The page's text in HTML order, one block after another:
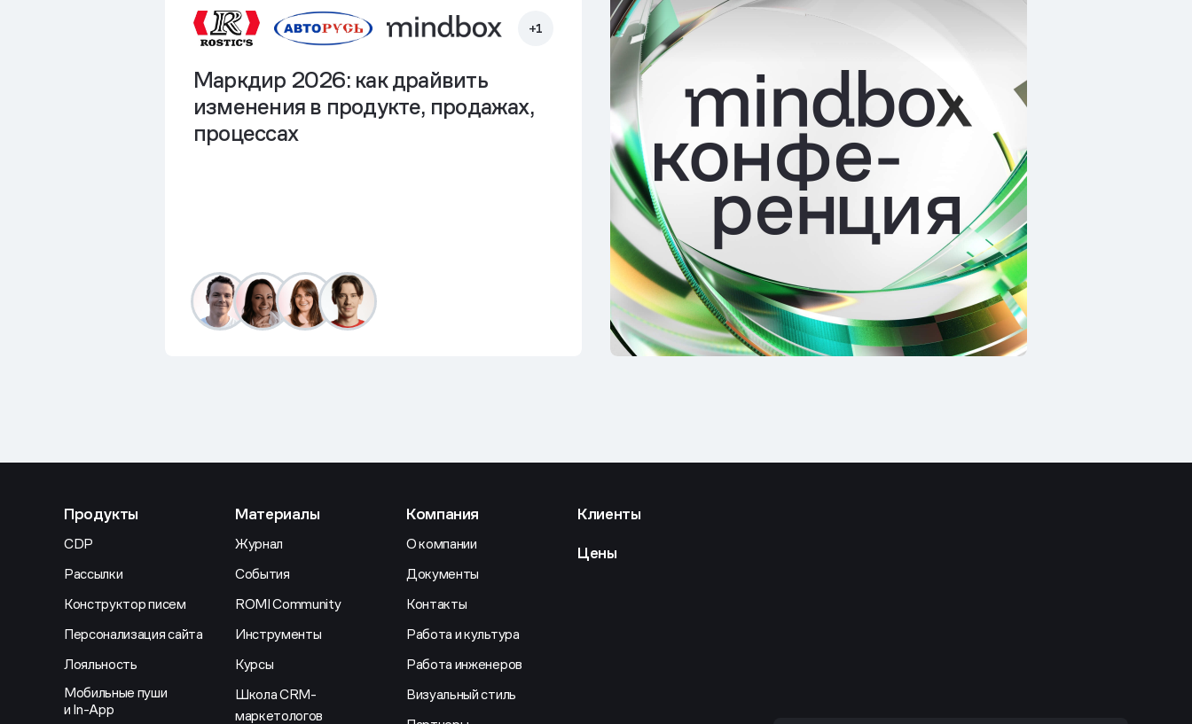
+1
Маркдир 2026: как драйвить
изменения в продукте, продажах,
процессах
Продукты
CDP
Рассылки
Конструктор писем
Персонализация сайта
Лояльность
Мобильные пуши
и In-App
Материалы
Журнал
События
ROMI Community
Инструменты
Курсы
Школа CRM-
маркетологов
Компания
О компании
Документы
Контакты
Работа и культура
Работа инженеров
Визуальный стиль
Клиенты
Цены